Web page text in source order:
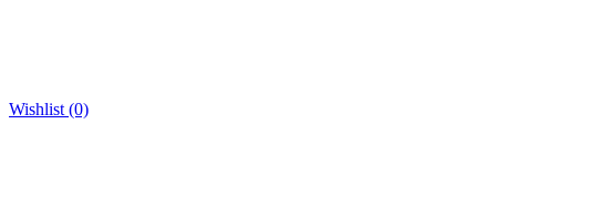
Wishlist (0)